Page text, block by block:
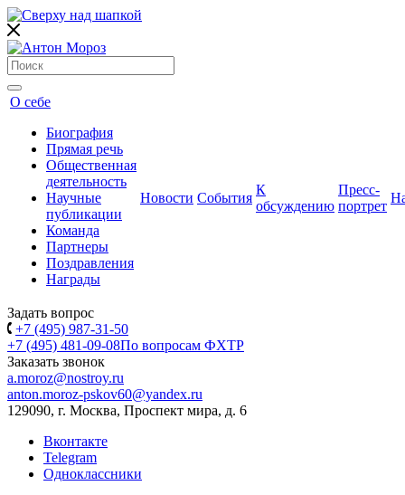
О себе
Биография
Прямая речь
Общественная
деятельность
Научные
публикации
Команда
Партнеры
Поздравления
Награды
Новости События
К
обсуждению
Пресс-
портрет
Задать вопрос
+7 (495) 987-31-50
+7 (495) 481-09-08По вопросам ФХТР
Заказать звонок
a.moroz@nostroy.ru
anton.moroz-pskov60@yandex.ru
129090, г. Москва, Проспект мира, д. 6
Вконтакте
Telegram
Одноклассники